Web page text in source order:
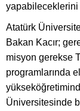
Atatürk
Bakan Kacır;
misyon gerekse
programlarında
Üniversitesinde